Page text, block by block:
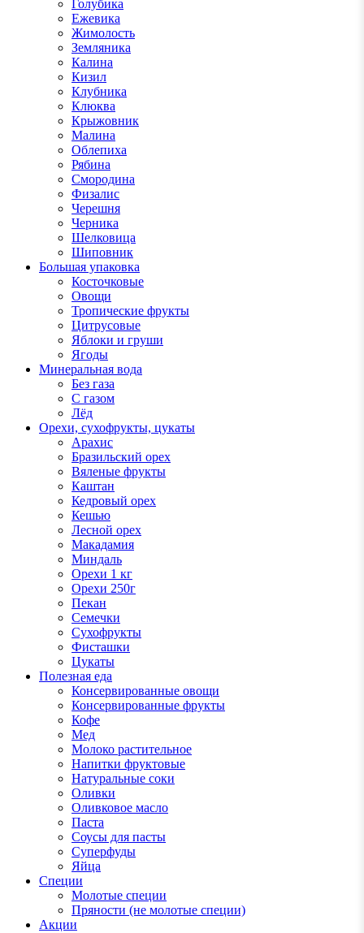
Голубика
Ежевика
Жимолость
Земляника
Калина
Кизил
Клубника
Клюква
Крыжовник
Малина
Облепиха
Рябина
Смородина
Физалис
Черешня
Черника
Шелковица
Шиповник
Большая упаковка
Косточковые
Овощи
Тропические фрукты
Цитрусовые
Яблоки и груши
Ягоды
Минеральная вода
Без газа
С газом
Лёд
Орехи, сухофрукты, цукаты
Арахис
Бразильский орех
Вяленые фрукты
Каштан
Кедровый орех
Кешью
Лесной орех
Макадамия
Миндаль
Орехи 1 кг
Орехи 250г
Пекан
Семечки
Сухофрукты
Фисташки
Цукаты
Полезная еда
Консервированные овощи
Консервированные фрукты
Кофе
Мед
Молоко растительное
Напитки фруктовые
Натуральные соки
Оливки
Оливковое масло
Паста
Соусы для пасты
Суперфуды
Яйца
Специи
Молотые специи
Пряности (не молотые специи)
Акции